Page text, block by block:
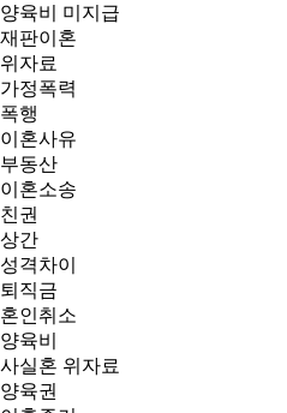
양육비 미지급
재판이혼
위자료
가정폭력
폭행
이혼사유
부동산
이혼소송
친권
상간
성격차이
퇴직금
혼인취소
양육비
사실혼 위자료
양육권